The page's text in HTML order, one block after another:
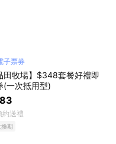
子票券
田牧場】$348套餐好禮即
(一次抵用型)
約送禮
期